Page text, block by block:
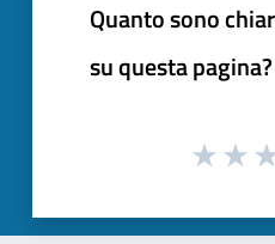
Quanto sono
su questa pagina?